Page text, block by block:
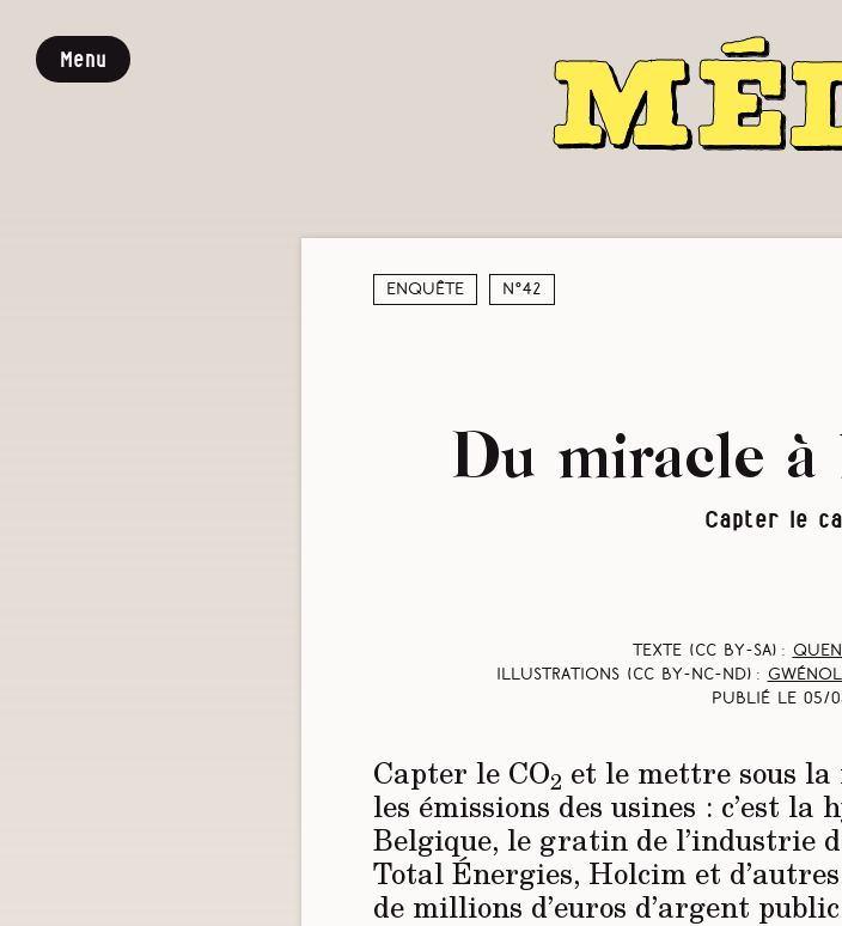
Menu
Enquête N°42
Du miracle à
Capter le
Texte (CC BY-SA) :
Illustrations (CC BY-NC-ND) :
Publié le 05/
Capter le CO2 et le mettre sous
les émissions des usines : c’est la
Belgique, le gratin de l’industrie
Total Énergies, Holcim et
de millions d’euros d’argent